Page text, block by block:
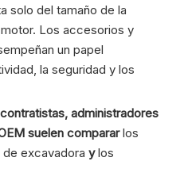
solo del tamaño de la
Los accesorios y
un papel
la seguridad y los
administradores
suelen compararlos
excavadora ylos